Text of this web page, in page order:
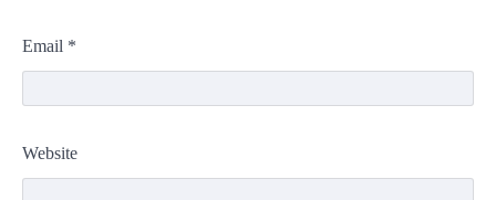
Email *
Website